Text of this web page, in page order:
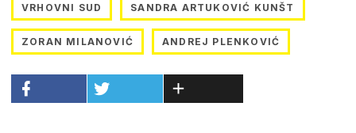
VRHOVNI SUD SANDRA ARTUKOVIĆ KUNŠT
ZORAN MILANOVIĆ ANDREJ PLENKOVIĆ